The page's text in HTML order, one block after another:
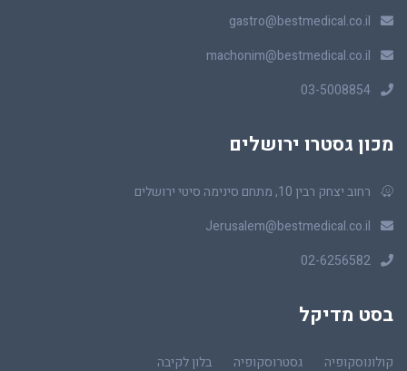
gastro@bestmedical.co.il
machonim@bestmedical.co.il
03-5008854
מכון גסטרו ירושלים
רחוב יצחק רבין 10, מתחם סינימה סיטי ירושלים
Jerusalem@bestmedical.co.il
02-6256582
בסט מדיקל
קולונוסקופיה גסטרוסקופיה
בלון לקיבה